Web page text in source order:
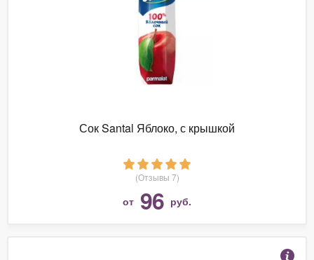
Сок Santal Яблоко, с крышкой
(Отзывы 7)
от 96 руб.